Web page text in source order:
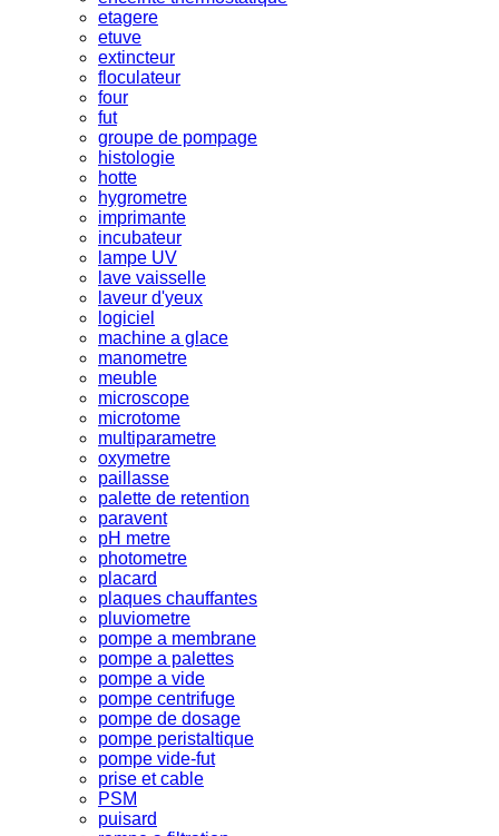
etagere
etuve
extincteur
floculateur
four
fut
groupe de pompage
histologie
hotte
hygrometre
imprimante
incubateur
lampe UV
lave vaisselle
laveur d'yeux
logiciel
machine a glace
manometre
meuble
microscope
microtome
multiparametre
oxymetre
paillasse
palette de retention
paravent
pH metre
photometre
placard
plaques chauffantes
pluviometre
pompe a membrane
pompe a palettes
pompe a vide
pompe centrifuge
pompe de dosage
pompe peristaltique
pompe vide-fut
prise et cable
PSM
puisard